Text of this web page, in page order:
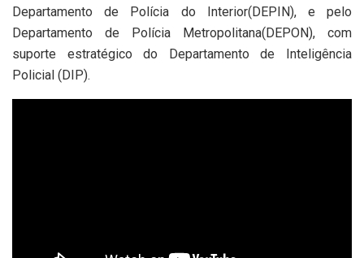
Departamento de Polícia do Interior(DEPIN), e pelo
Departamento de Polícia Metropolitana(DEPON), com
suporte estratégico do Departamento de Inteligência
Policial (DIP).